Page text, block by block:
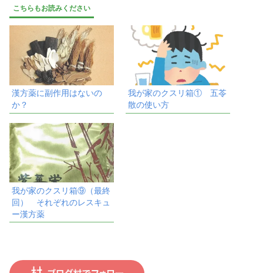
こちらもお読みください
漢方薬に副作用はないの
か？
我が家のクスリ箱① 五苓
散の使い方
我が家のクスリ箱⑨（最終
回） それぞれのレスキュ
ー漢方薬